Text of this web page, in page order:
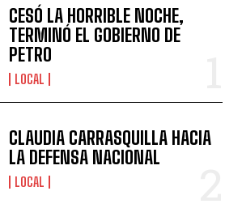
CESÓ LA HORRIBLE NOCHE,
TERMINÓ EL GOBIERNO DE
PETRO
LOCAL
CLAUDIA CARRASQUILLA HACIA
LA DEFENSA NACIONAL
LOCAL